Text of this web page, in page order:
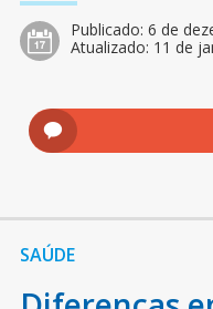
Publicado: 6 de
Atualizado: 11 de
SAÚDE